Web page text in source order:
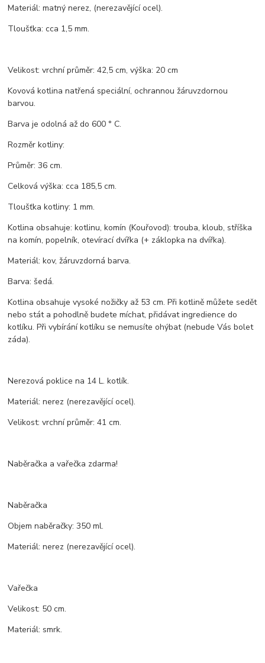
Materiál: matný nerez, (nerezavějící ocel).
Tloušťka: cca 1,5 mm.
Velikost: vrchní průměr: 42,5 cm, výška: 20 cm
Kovová kotlina natřená speciální, ochrannou žáruvzdornou
barvou.
Barva je odolná až do 600 ° C.
Rozměr kotliny:
Průměr: 36 cm.
Celková výška: cca 185,5 cm.
Tloušťka kotliny: 1 mm.
Kotlina obsahuje: kotlinu, komín (Kouřovod): trouba, kloub, stříška
na komín, popelník, otevírací dvířka (+ záklopka na dvířka).
Materiál: kov, žáruvzdorná barva.
Barva: šedá.
Kotlina obsahuje vysoké nožičky až 53 cm. Při kotlině můžete sedět
nebo stát a pohodlně budete míchat, přidávat ingredience do
kotlíku. Při vybírání kotlíku se nemusíte ohýbat (nebude Vás bolet
záda).
Nerezová poklice na 14 L. kotlík.
Materiál: nerez (nerezavějící ocel).
Velikost: vrchní průměr: 41 cm.
Naběračka a vařečka zdarma!
Naběračka
Objem naběračky: 350 ml.
Materiál: nerez (nerezavějící ocel).
Vařečka
Velikost: 50 cm.
Materiál: smrk.